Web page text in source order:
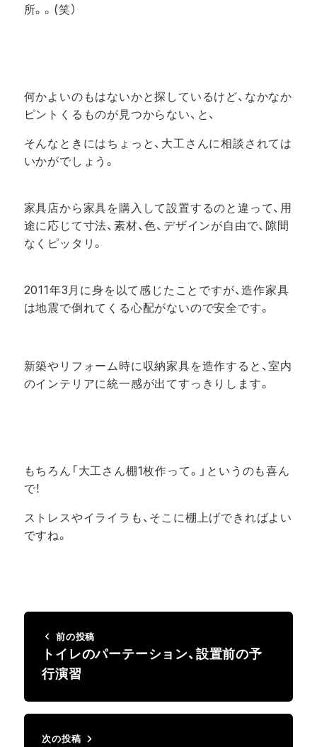
所。。(笑）
何かよいのもはないかと探しているけど、なかなか
ピントくるものが見つからない、と、
そんなときにはちょっと、大工さんに相談されては
いかがでしょう。
家具店から家具を購入して設置するのと違って、用
途に応じて寸法、素材、色、デザインが自由で、隙間
なくピッタリ。
2011年3月に身を以て感じたことですが、造作家具
は地震で倒れてくる心配がないので安全です。
新築やリフォーム時に収納家具を造作すると、室内
のインテリアに統一感が出てすっきりします。
もちろん「大工さん棚1枚作って。」というのも喜ん
で！
ストレスやイライラも、そこに棚上げできればよい
ですね。
前の投稿
トイレのパーテーション、設置前の予
行演習
次の投稿